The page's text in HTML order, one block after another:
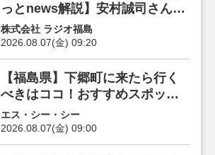
っとnews解説】安村誠司さん
（福島県立医科大学）
株式会社 ラジオ福島
2026.08.07(金) 09:20
【福島県】下郷町に来たら行く
べきはココ！おすすめスポット3
選
エス・シー・シー
2026.08.07(金) 09:00